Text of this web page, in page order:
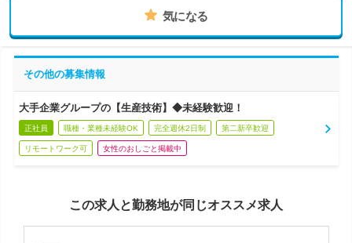
気になる
その他の募集情報
大手企業グループの【生産技術】◆未経験歓迎！
正社員 職種・業種未経験OK 完全週休2日制 第二新卒歓迎
リモートワーク可 女性のおしごと掲載中
この求人と勤務地が同じオススメ求人